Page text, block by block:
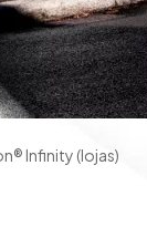
Infinity (lojas)